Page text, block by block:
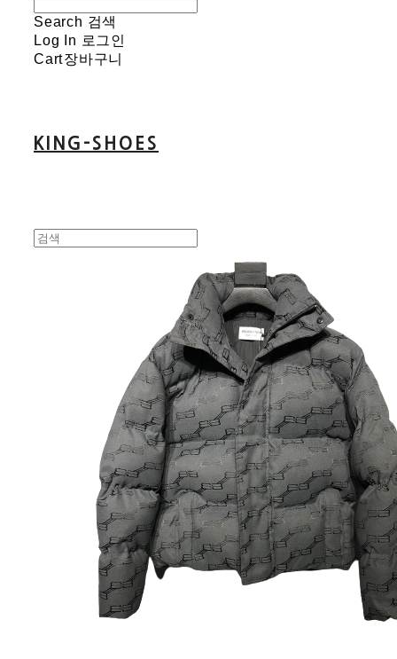
Search 검색
Log In 로그인
Cart장바구니
KING-SHOES